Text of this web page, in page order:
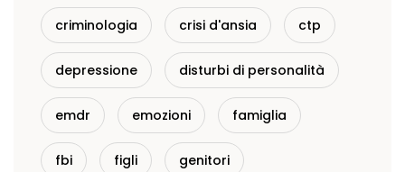
criminologia crisi d'ansia ctp
depressione disturbi di personalità
emdr emozioni famiglia
fbi figli genitori